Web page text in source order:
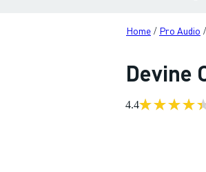
Home / Pro Audio /
Devine
4.4